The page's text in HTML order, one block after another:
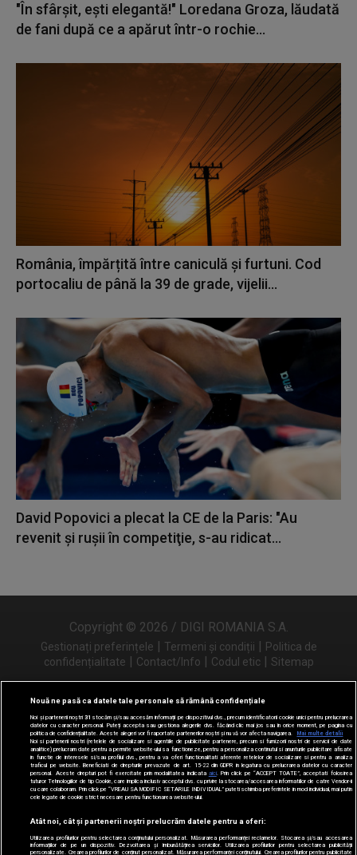
"În sfârșit, ești elegantă!" Loredana Groza, lăudată
de fani după ce a apărut într-o rochie...
România, împărțită între caniculă și furtuni. Cod
portocaliu de până la 39 de grade, vijelii...
David Popovici a plecat la CE de la Paris: "Au
revenit şi ruşii în competiţie, s-au ridicat...
Copyright © 2026 / DIGI ROMANIA S.A.
Gestionați preferințele | Termeni și condiții | Politica de
confidențialitate | Contact/Info | Codul etic | Sitemap
Urmărește-ne și pe
Nouă ne pasă ca datele tale personale să rămână confidențiale
Noi și partenerii noștri31 stocăm și/sau accesăm informații pe dispozitivul dvs., precum identificatorii cookie unici pentru prelucrarea
datelor cu caracter personal. Puteți accepta sau gestiona alegerile dvs. făcând clic mai jos sau în orice moment, pe pagina cu
politica de confidențialitate. Aceste alegeri vor fi raportate partenerilor noștri și nu vă vor afecta navigarea.
Mai multe detalii
Noi si partenerii nostri (retelele de socializare si agentiile de publicitate partenere, precum si furnizorii nostri de servicii de date
analitice) prelucram date pentru a permite website-ului sa functioneze, pentru a personaliza continutul si anunturile publicitare afisate
in functie de interesele si/sau profilul dvs., pentru a va oferi functionalitati aferente retelelor de socializare si pentru a analiza
traficul pe website. Beneficiati de drepturile prevazute de art. 15-22 din GDPR in legatura cu prelucrarea datelor cu caracter
personal. Aceste drepturi pot fi exercitate prin modalitatea indicata aici. Prin click pe “ACCEPT TOATE”, acceptati folosirea
tuturor Tehnologiilor de tip Cookie, care implica inclusiv acceptul dvs. cu privire la stocarea/accesarea informatiilor de catre Vendor-ii
cu care colaboram. Prin click pe “VREAU SA MODIFIC SETARILE INDIVIDUAL” puteti schimba preferintele in mod individual, mai putin
cele legate de cookie strict necesare pentru functionarea website-ului.
Atât noi, cât și partenerii noștri prelucrăm datele pentru a oferi:
Utilizarea profilurilor pentru selectarea conținutului personalizat. Măsurarea performanței reclamelor. Stocarea și/sau accesarea
informațiilor de pe un dispozitiv. Dezvoltarea și îmbunătățirea serviciilor. Utilizarea profilurilor pentru selectarea publicității
personalizate. Crearea profilurilor de conținut personalizat. Măsurarea performanței conținutului. Crearea profilurilor pentru publicitate